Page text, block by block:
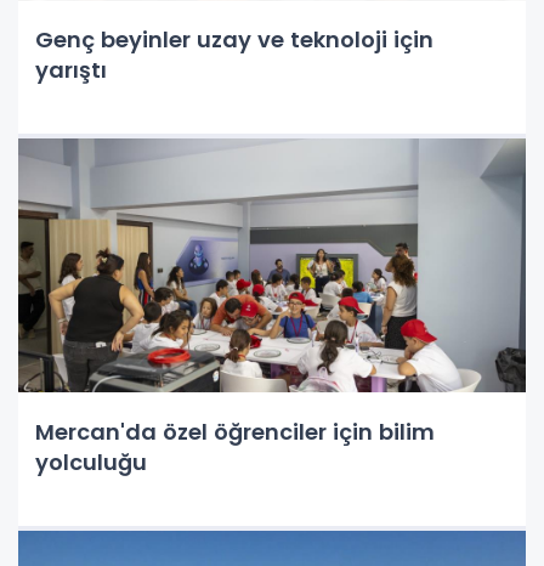
Genç beyinler uzay ve teknoloji için
yarıştı
Mercan'da özel öğrenciler için bilim
yolculuğu